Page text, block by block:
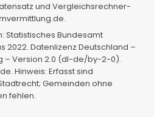
und Vergleichsrechner-
Statistisches Bundesamt
2022. Datenlizenz Deutschland –
– Version 2.0 (dl-de/by-2-0).
Hinweis: Erfasst sind
Gemeinden ohne
fehlen.